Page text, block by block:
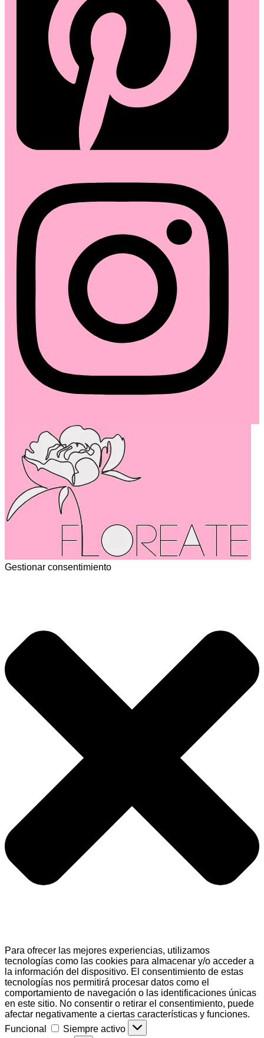
Gestionar consentimiento
Para ofrecer las mejores experiencias, utilizamos
tecnologías como las cookies para almacenar y/o acceder a
la información del dispositivo. El consentimiento de estas
tecnologías nos permitirá procesar datos como el
comportamiento de navegación o las identificaciones únicas
en este sitio. No consentir o retirar el consentimiento, puede
afectar negativamente a ciertas características y funciones.
Funcional
Funcional
Siempre activo